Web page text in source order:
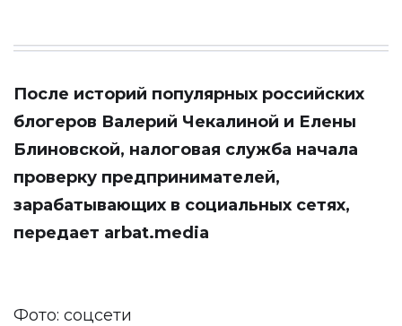
После историй популярных российских
блогеров Валерий Чекалиной и Елены
Блиновской, налоговая служба начала
проверку предпринимателей,
зарабатывающих в социальных сетях,
передает arbat.media
Фото: соцсети